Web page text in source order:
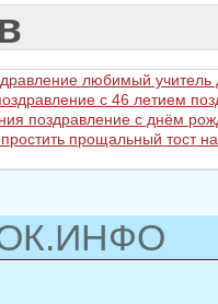
любимый учитель
с 46 летием
поздравление с днём
простить прощальный тост